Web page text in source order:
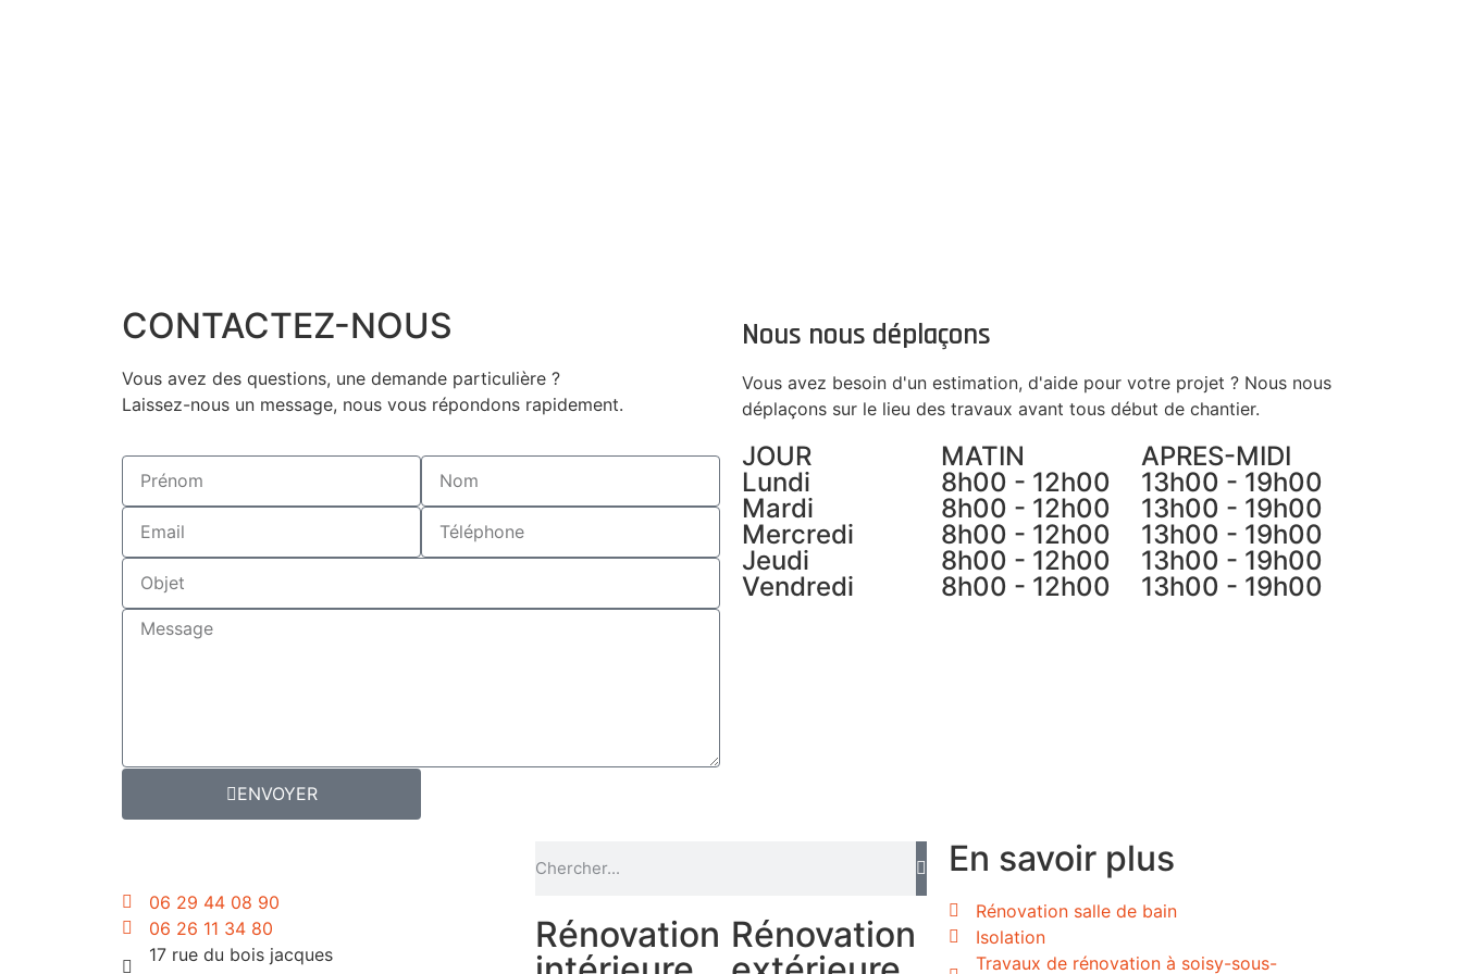
CONTACTEZ-NOUS
Vous avez des questions, une demande particulière ?
Laissez-nous un message, nous vous répondons rapidement.
ENVOYER
Nous nous déplaçons
Vous avez besoin d'un estimation, d'aide pour votre projet ? Nous nous
déplaçons sur le lieu des travaux avant tous début de chantier.
JOUR MATIN
APRES-MIDI
Lundi
8h00 - 12h00
13h00 - 19h00
Mardi
8h00 - 12h00
13h00 - 19h00
Mercredi
8h00 - 12h00
13h00 - 19h00
Jeudi
8h00 - 12h00
13h00 - 19h00
Vendredi
8h00 - 12h00 13h00 - 19h00
06 29 44 08 90
06 26 11 34 80
17 rue du bois jacques
Rénovation Rénovation
En savoir plus
Rénovation salle de bain
Isolation
Travaux de rénovation à soisy-sous-